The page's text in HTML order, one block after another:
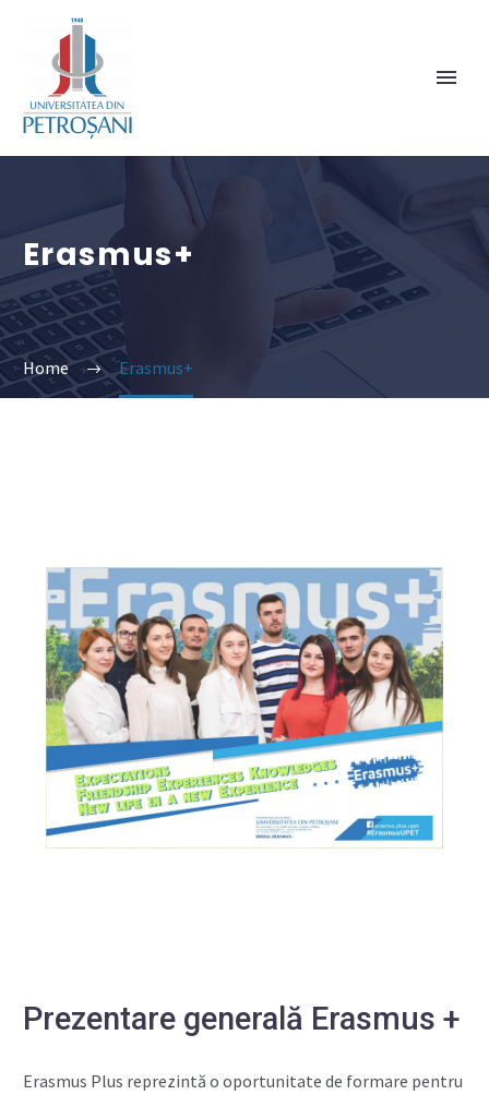
Erasmus+
Home Erasmus+
Prezentare generală Erasmus +
Erasmus Plus reprezintă o oportunitate de formare pentru